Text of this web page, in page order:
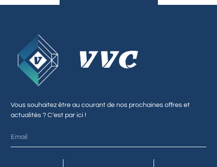
Vous souhaitez être au courant de nos prochaines offres et
actualités ? C’est par ici !